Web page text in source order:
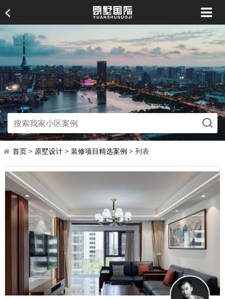
首页> 原墅设计> 装修项目精选案例 > 列表